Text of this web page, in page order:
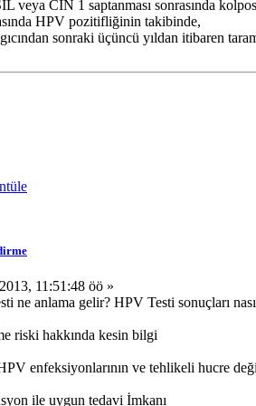
veya CİN 1 saptanması sonrasında
HPV pozitifliğinin takibinde,
sonraki üçüncü yıldan itibaren
11:51:48 öö »
ne anlama gelir? HPV Testi sonuçları
riski hakkında kesin bilgi
enfeksiyonlarının ve tehlikeli hucre
ile uygun tedavi İmkanı